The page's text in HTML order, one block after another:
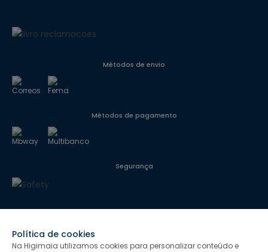
Métodos de envio
Métodos de pagamento
Segurança
Siga-nos
Política de cookies
Na Higimaia utilizamos cookies para personalizar conteúdo e